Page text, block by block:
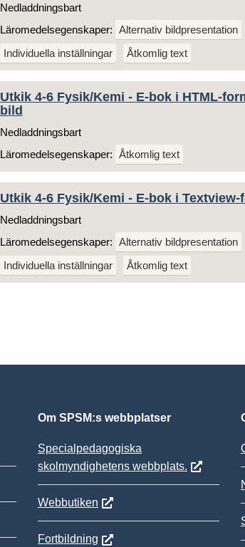
Nedladdningsbart
Läromedelsegenskaper: Alternativ bildpresentation
Individuella inställningar
Åtkomlig text
Utkik 4-6 Fysik/Kemi - E-bok i HTML-
bild
Nedladdningsbart
Läromedelsegenskaper: Åtkomlig text
Utkik 4-6 Fysik/Kemi - E-bok i Textview-
Nedladdningsbart
Läromedelsegenskaper: Alternativ bildpresentation
Individuella inställningar
Åtkomlig text
Om SPSM:s webbplatser
Specialpedagogiska
skolmyndighetens webbplats.
Webbutiken
Fortbildning